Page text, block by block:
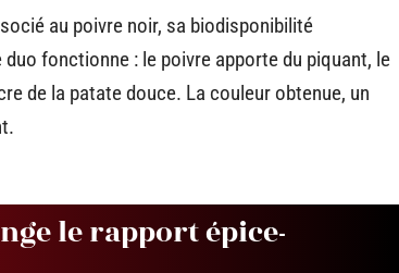
au poivre noir, sa biodisponibilité
fonctionne : le poivre apporte du piquant, le
de la patate douce. La couleur obtenue, un
le rapport épice-